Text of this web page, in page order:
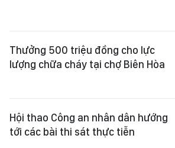
Thưởng 500 triệu đồng cho lực
lượng chữa cháy tại chợ Biên Hòa
Hội thao Công an nhân dân hướng
tới các bài thi sát thực tiễn